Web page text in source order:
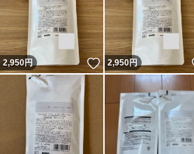
2,950円 いいね！
2,950円